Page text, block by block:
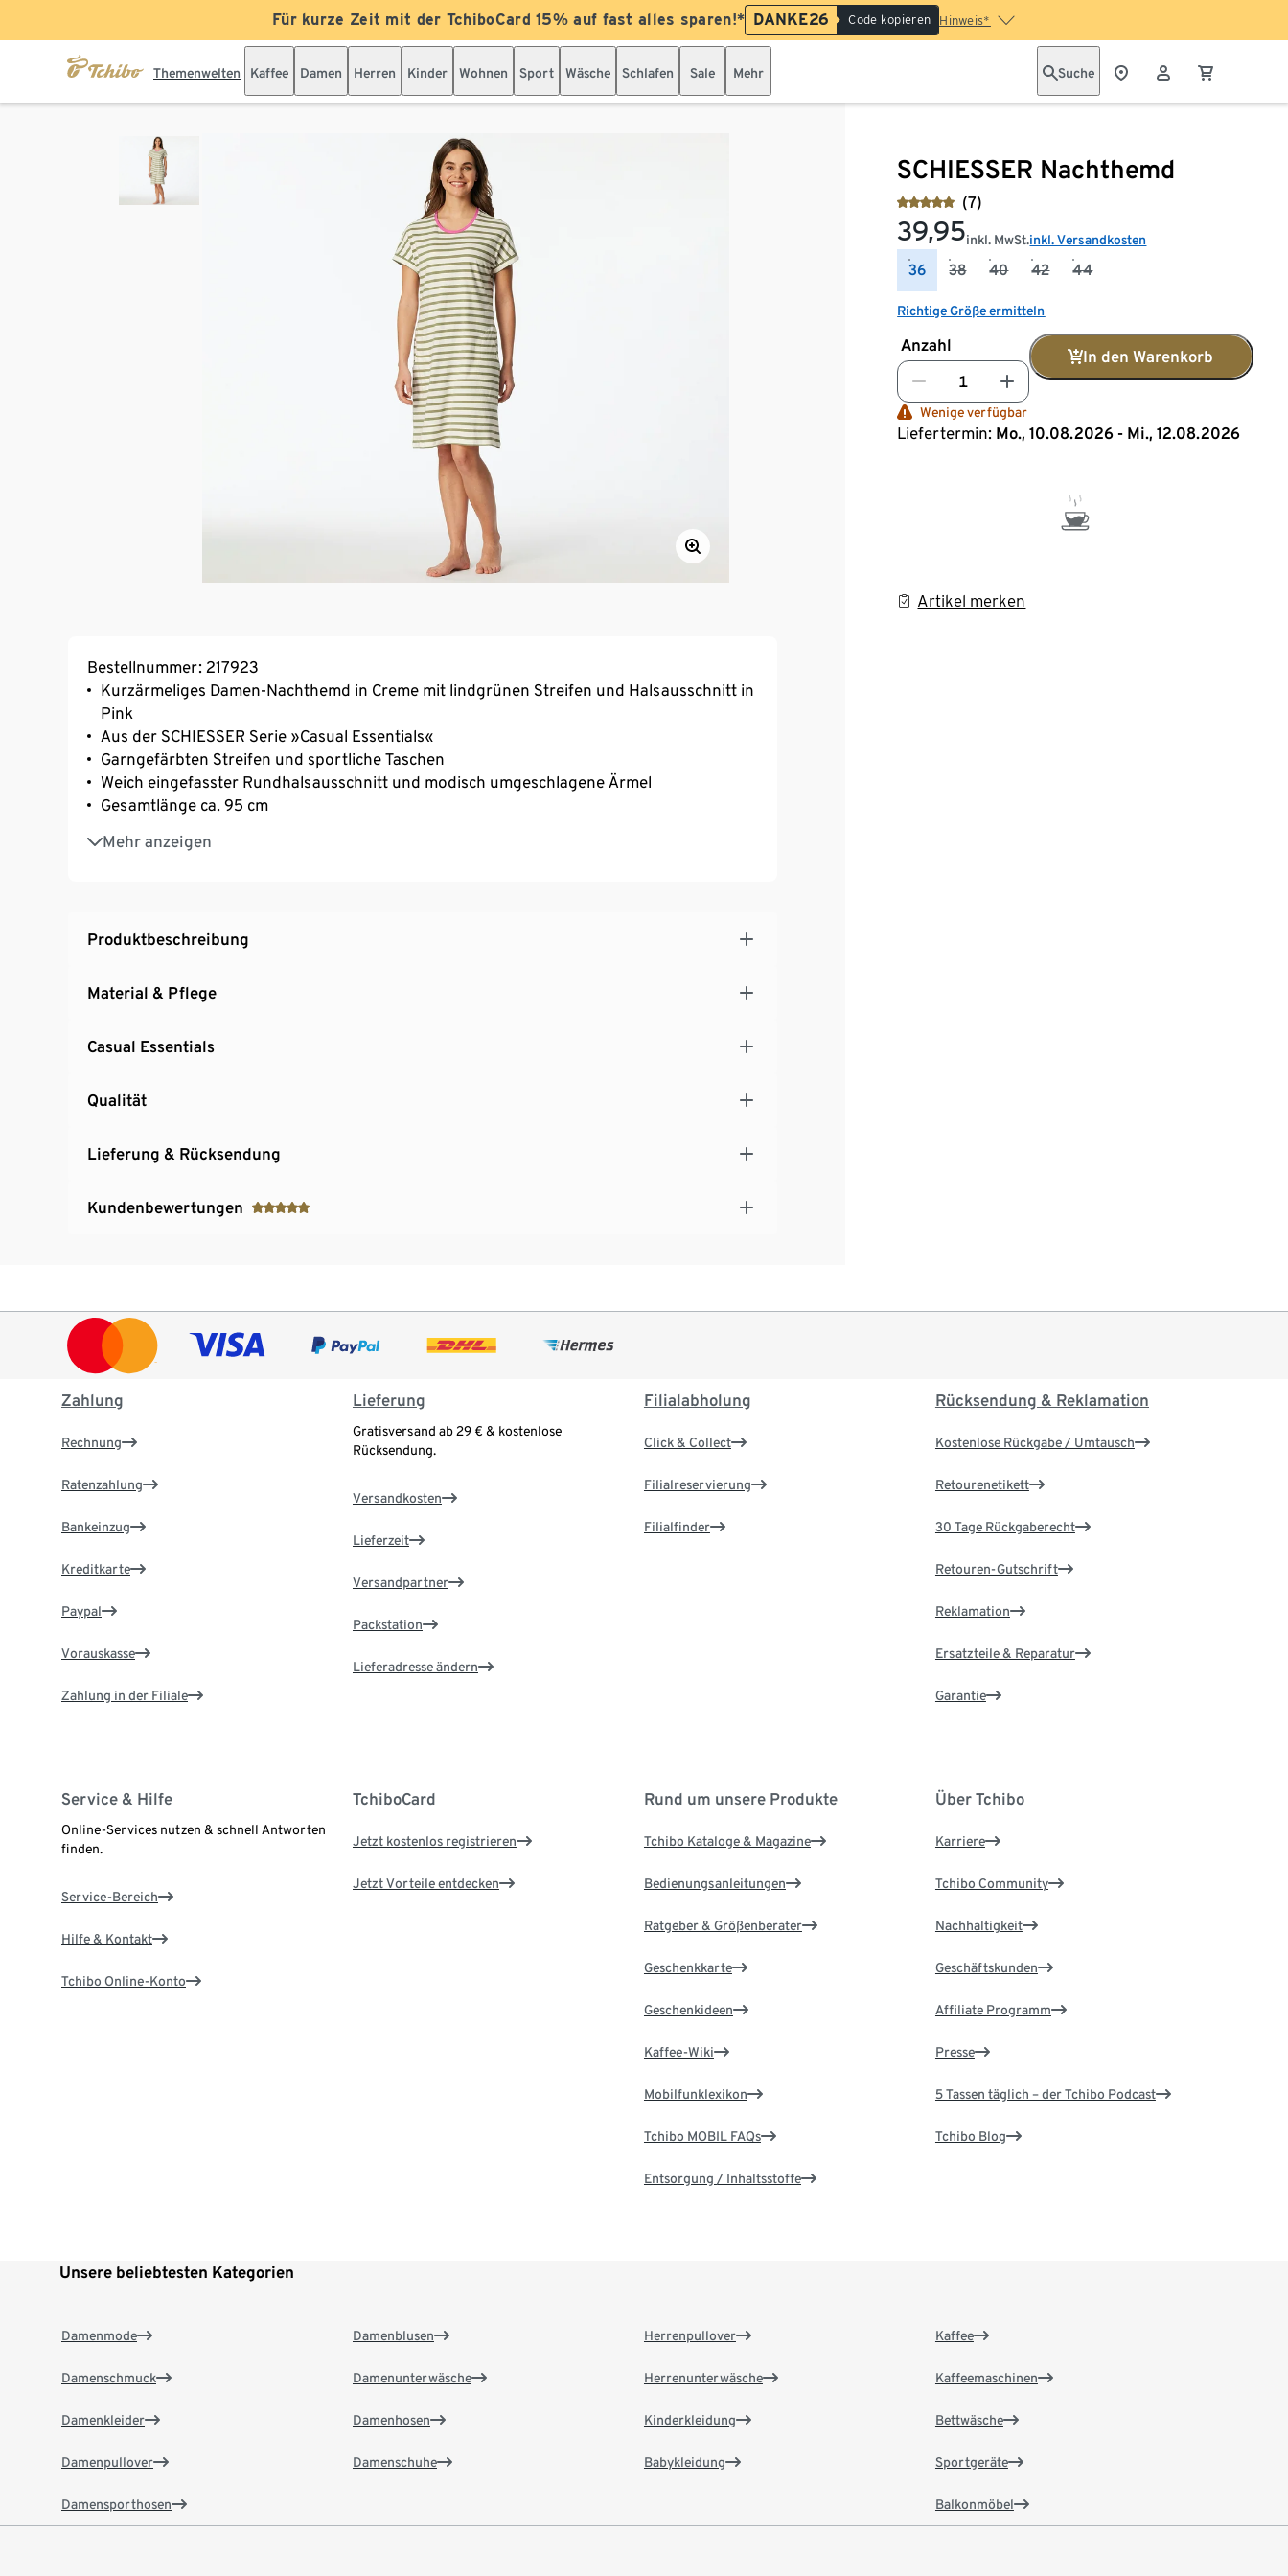
Für kurze Zeit mit der TchiboCard 15% auf fast alles sparen!* DANKE26 Code kopieren Hinweis*
Themenwelten Kaffee Damen Herren Kinder Wohnen Sport Wäsche Schlafen Sale Mehr Suche
SCHIESSER Nachthemd
(7)
39,95inkl. MwSt.inkl. Versandkosten
36 38 40 42 44
Richtige Größe ermitteln
Anzahl
In den Warenkorb
Wenige verfügbar
Liefertermin: Mo., 10.08.2026 - Mi., 12.08.2026
Artikel merken
Bestellnummer: 217923
Kurzärmeliges Damen-Nachthemd in Creme mit lindgrünen Streifen und Halsausschnitt in
Pink
Aus der SCHIESSER Serie »Casual Essentials«
Garngefärbten Streifen und sportliche Taschen
Weich eingefasster Rundhalsausschnitt und modisch umgeschlagene Ärmel
Gesamtlänge ca. 95 cm
Mehr anzeigen
Komfortable, elastische Single-Jersey-Qualität
Unsere Models tragen Größe M/38
Produktbeschreibung
Material & Pflege
Casual Essentials
Qualität
Lieferung & Rücksendung
Kundenbewertungen
Zahlung
Rechnung
Ratenzahlung
Bankeinzug
Kreditkarte
Paypal
Vorauskasse
Zahlung in der Filiale
Lieferung
Gratisversand ab 29 € & kostenlose
Rücksendung.
Versandkosten
Lieferzeit
Versandpartner
Packstation
Lieferadresse ändern
Filialabholung
Click & Collect
Filialreservierung
Filialfinder
Rücksendung & Reklamation
Kostenlose Rückgabe / Umtausch
Retourenetikett
30 Tage Rückgaberecht
Retouren-Gutschrift
Reklamation
Ersatzteile & Reparatur
Garantie
Service & Hilfe
Online-Services nutzen & schnell Antworten
finden.
Service-Bereich
Hilfe & Kontakt
Tchibo Online-Konto
TchiboCard
Jetzt kostenlos registrieren
Jetzt Vorteile entdecken
Rund um unsere Produkte
Tchibo Kataloge & Magazine
Bedienungsanleitungen
Ratgeber & Größenberater
Geschenkkarte
Geschenkideen
Kaffee-Wiki
Mobilfunklexikon
Tchibo MOBIL FAQs
Entsorgung / Inhaltsstoffe
Über Tchibo
Karriere
Tchibo Community
Nachhaltigkeit
Geschäftskunden
Affiliate Programm
Presse
5 Tassen täglich – der Tchibo Podcast
Tchibo Blog
Unsere beliebtesten Kategorien
Damenmode
Damenschmuck
Damenkleider
Damenpullover
Damensporthosen
Damenblusen
Damenunterwäsche
Damenhosen
Damenschuhe
Herrenpullover
Herrenunterwäsche
Kinderkleidung
Babykleidung
Kaffee
Kaffeemaschinen
Bettwäsche
Sportgeräte
Balkonmöbel